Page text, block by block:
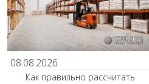
08.08.2026
Как правильно рассчитать